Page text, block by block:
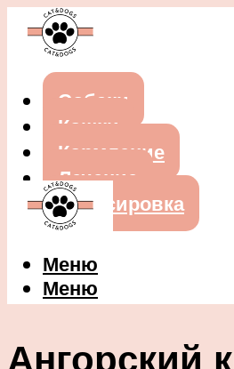
Собаки
Кошки
Кормление
Лечение
Дрессировка
Меню
Меню
Ангорский